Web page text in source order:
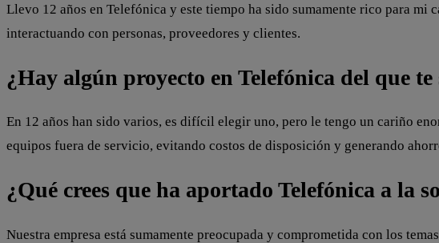
Llevo 12 años en Telefónica y este tiempo ha sido sumamente rico para
interactuando con personas, proveedores y clientes.
¿Hay algún proyecto en Telefónica del que
En 12 años han sido varios, es difícil elegir uno, pero le tengo un cariño
equipos fuera de servicio, evitando costos de disposición y generando
¿Qué crees que ha aportado Telefónica a la
Nuestra empresa está sumamente preocupada y comprometida con los